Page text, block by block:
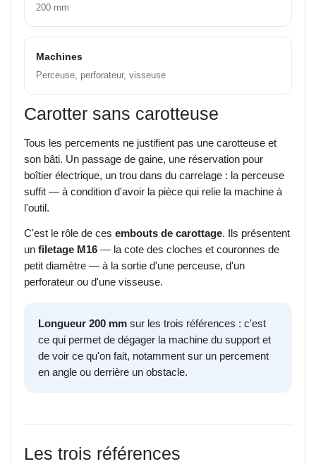
200 mm
Machines
Perceuse, perforateur, visseuse
Carotter sans carotteuse
Tous les percements ne justifient pas une carotteuse et
son bâti. Un passage de gaine, une réservation pour
boîtier électrique, un trou dans du carrelage : la perceuse
suffit — à condition d'avoir la pièce qui relie la machine à
l'outil.
C'est le rôle de ces embouts de carottage. Ils présentent
un filetage M16 — la cote des cloches et couronnes de
petit diamètre — à la sortie d'une perceuse, d'un
perforateur ou d'une visseuse.
Longueur 200 mm sur les trois références : c'est
ce qui permet de dégager la machine du support et
de voir ce qu'on fait, notamment sur un percement
en angle ou derrière un obstacle.
Les trois références